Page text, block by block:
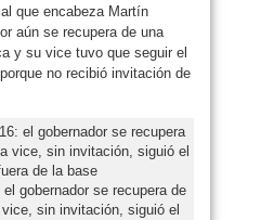
que encabeza Martín
aún se recupera de una
y su vice tuvo que seguir el
no recibió invitación de
gobernador se recupera de
sin invitación, siguió el